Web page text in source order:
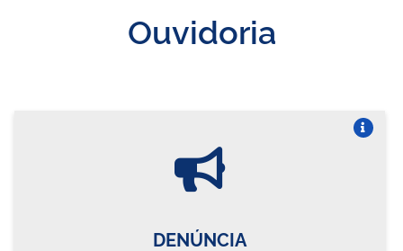
Ouvidoria
DENÚNCIA